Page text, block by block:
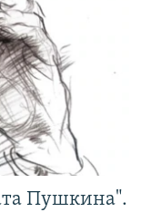
Пушкина".